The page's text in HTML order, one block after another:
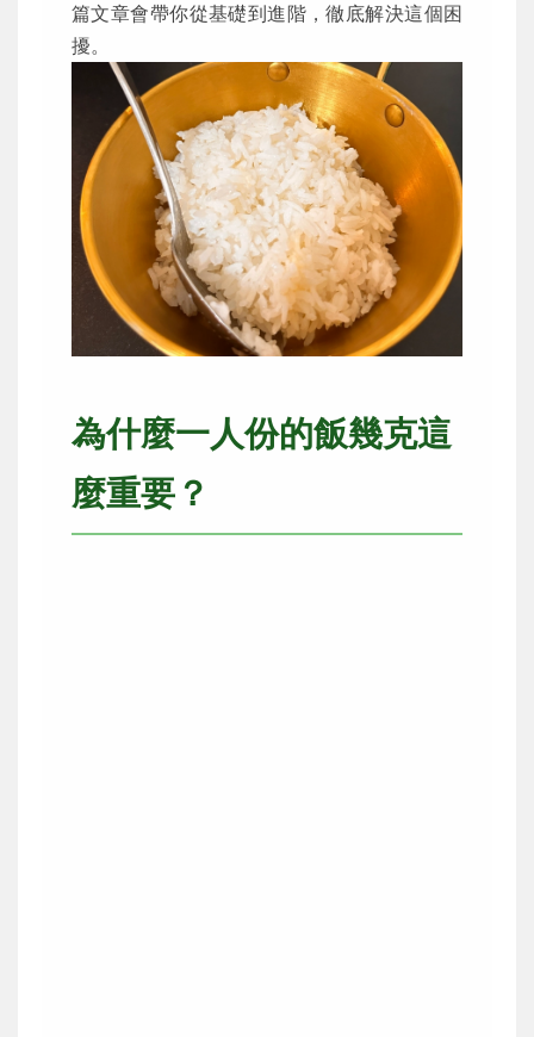
篇文章會帶你從基礎到進階，徹底解決這個困
擾。
為什麼一人份的飯幾克這
麼重要？